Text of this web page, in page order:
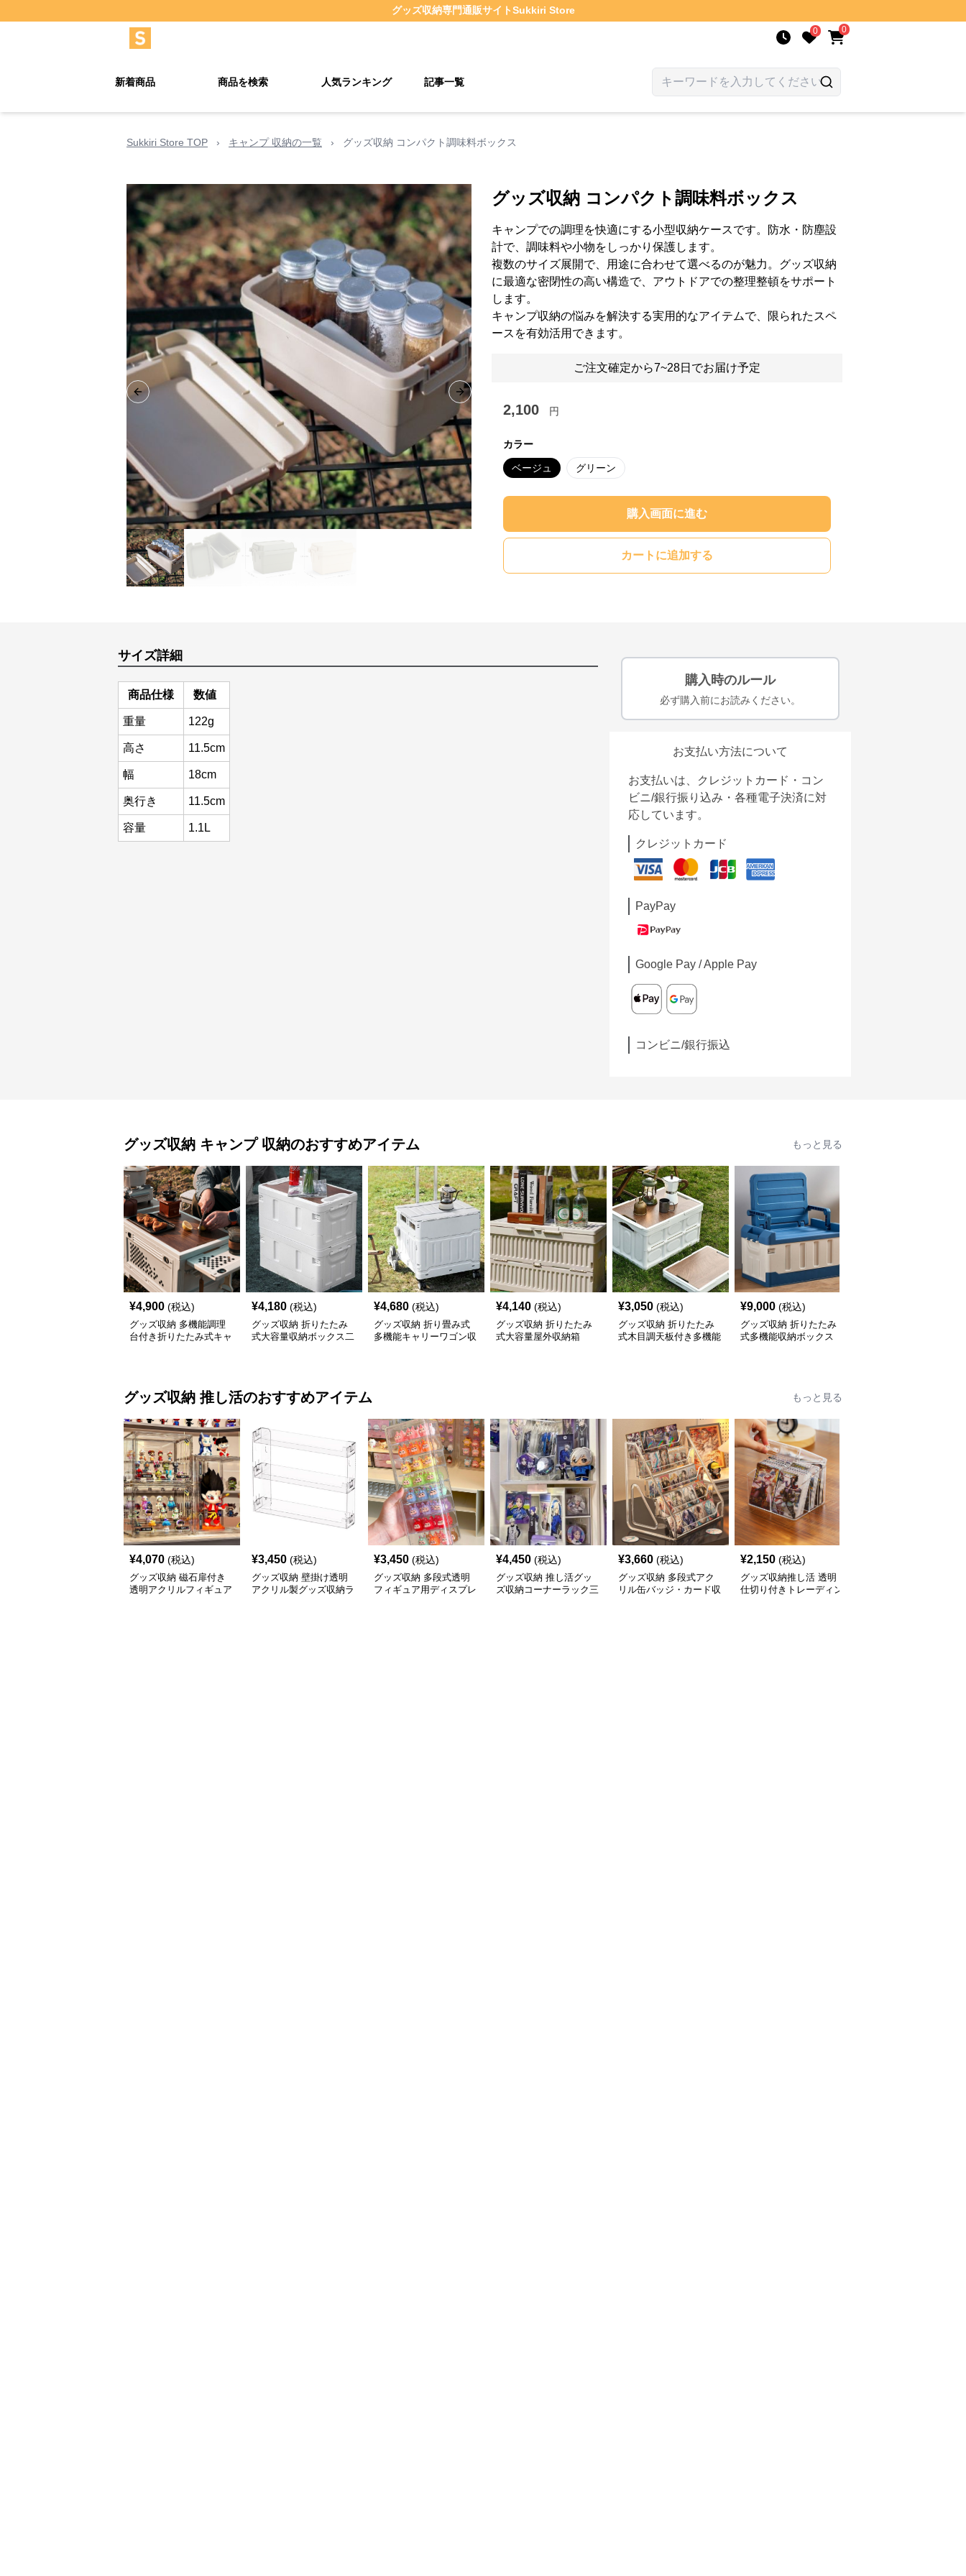
グッズ収納専門通販サイトSukkiri Store
0 0
新着商品 商品を検索 人気ランキング 記事一覧
Sukkiri Store TOP › キャンプ 収納の一覧 › グッズ収納 コンパクト調味料ボックス
Previous slide Next slide
グッズ収納 コンパクト調味料ボックス
キャンプでの調理を快適にする小型収納ケースです。防水・防塵設
計で、調味料や小物をしっかり保護します。
複数のサイズ展開で、用途に合わせて選べるのが魅力。グッズ収納
に最適な密閉性の高い構造で、アウトドアでの整理整頓をサポート
します。
キャンプ収納の悩みを解決する実用的なアイテムで、限られたスペ
ースを有効活用できます。
ご注文確定から7~28日でお届け予定
2,100 円
カラー
ベージュ グリーン
購入画面に進む
カートに追加する
サイズ詳細
商品仕様 数値
重量 122g
高さ 11.5cm
幅 18cm
奥行き 11.5cm
容量 1.1L
購入時のルール
必ず購入前にお読みください。
お支払い方法について
お支払いは、クレジットカード・コン
ビニ/銀行振り込み・各種電子決済に対
応しています。
クレジットカード
PayPay
Google Pay / Apple Pay
コンビニ/銀行振込
グッズ収納 キャンプ 収納のおすすめアイテム もっと見る
¥4,900 (税込)
グッズ収納 多機能調理
台付き折りたたみ式キャ
¥4,180 (税込)
グッズ収納 折りたたみ
式大容量収納ボックス二
¥4,680 (税込)
グッズ収納 折り畳み式
多機能キャリーワゴン収
¥4,140 (税込)
グッズ収納 折りたたみ
式大容量屋外収納箱
¥3,050 (税込)
グッズ収納 折りたたみ
式木目調天板付き多機能
¥9,000 (税込)
グッズ収納 折りたたみ
式多機能収納ボックス
グッズ収納 推し活のおすすめアイテム もっと見る
¥4,070 (税込)
グッズ収納 磁石扉付き
透明アクリルフィギュア
¥3,450 (税込)
グッズ収納 壁掛け透明
アクリル製グッズ収納ラ
¥3,450 (税込)
グッズ収納 多段式透明
フィギュア用ディスプレ
¥4,450 (税込)
グッズ収納 推し活グッ
ズ収納コーナーラック三
¥3,660 (税込)
グッズ収納 多段式アク
リル缶バッジ・カード収
¥2,150 (税込)
グッズ収納推し活 透明
仕切り付きトレーディン